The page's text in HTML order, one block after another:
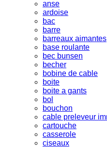
anse
ardoise
bac
barre
barreaux aimantes
base roulante
bec bunsen
becher
bobine de cable
boite
boite a gants
bol
bouchon
cable preleveur
cartouche
casserole
ciseaux